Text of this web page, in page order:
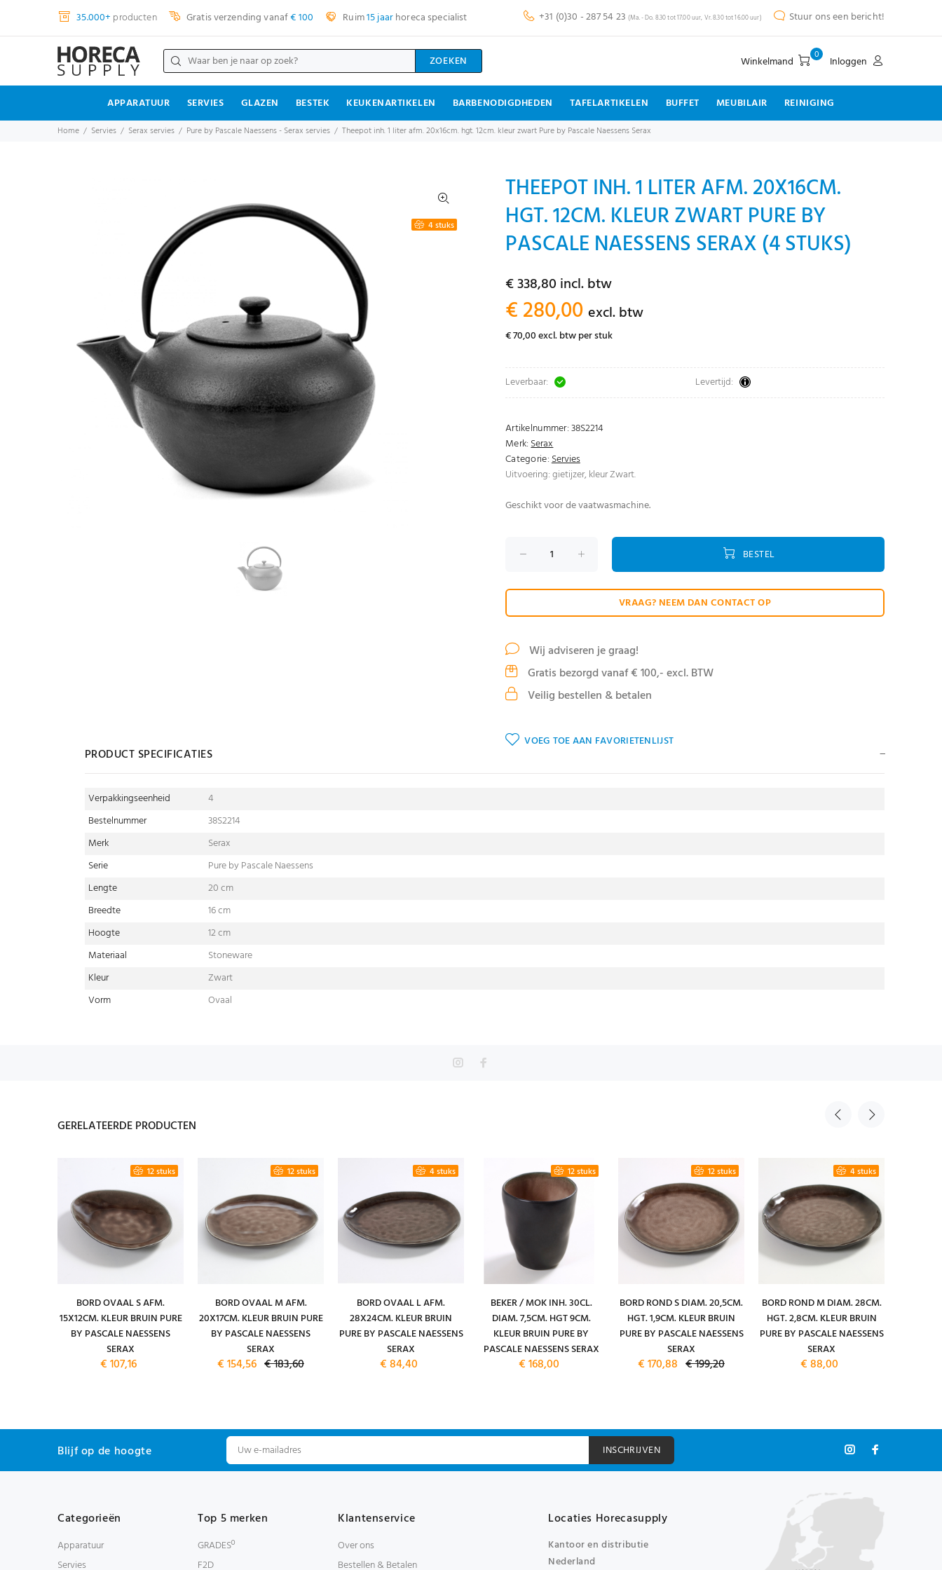
35.000+ producten Gratis verzending vanaf€ 100 Ruim15 jaarhoreca specialist +31 (0)30 - 287 54 23 (Ma. - Do. 8.30 tot 17.00 uur, Vr. 8.30 tot 16.00 uur) Stuur ons een bericht!
ZOEKEN Winkelmand 0 Inloggen
APPARATUUR SERVIES GLAZEN BESTEK KEUKENARTIKELEN BARBENODIGDHEDEN TAFELARTIKELEN BUFFET MEUBILAIR REINIGING
Home Servies Serax servies Pure by Pascale Naessens - Serax servies Theepot inh. 1 liter afm. 20x16cm. hgt. 12cm. kleur zwart Pure by Pascale Naessens Serax
4 stuks
THEEPOT INH. 1 LITER AFM. 20X16CM.
HGT. 12CM. KLEUR ZWART PURE BY
PASCALE NAESSENS SERAX (4 STUKS)
€ 338,80 incl. btw
€ 280,00 excl. btw
€ 70,00 excl. btw per stuk
Leverbaar: Levertijd:
Artikelnummer:38S2214
Merk:Serax
Categorie:Servies
Uitvoering: gietijzer, kleur Zwart.
Geschikt voor de vaatwasmachine.
BESTEL
VRAAG? NEEM DAN CONTACT OP
Wij adviseren je graag!
Gratis bezorgd vanaf € 100,- excl. BTW
Veilig bestellen & betalen
VOEG TOE AAN FAVORIETENLIJST
PRODUCT SPECIFICATIES
Verpakkingseenheid
4
Bestelnummer
38S2214
Merk
Serax
Serie
Pure by Pascale Naessens
Lengte
20 cm
Breedte
16 cm
Hoogte
12 cm
Materiaal
Stoneware
Kleur
Zwart
Vorm
Ovaal
GERELATEERDE PRODUCTEN
12 stuks
BORD OVAAL S AFM.
15X12CM. KLEUR BRUIN PURE
BY PASCALE NAESSENS
SERAX
€ 107,16
12 stuks
BORD OVAAL M AFM.
20X17CM. KLEUR BRUIN PURE
BY PASCALE NAESSENS
SERAX
€ 154,56 € 183,60
4 stuks
BORD OVAAL L AFM.
28X24CM. KLEUR BRUIN
PURE BY PASCALE NAESSENS
SERAX
€ 84,40
12 stuks
BEKER / MOK INH. 30CL.
DIAM. 7,5CM. HGT 9CM.
KLEUR BRUIN PURE BY
PASCALE NAESSENS SERAX
€ 168,00
12 stuks
BORD ROND S DIAM. 20,5CM.
HGT. 1,9CM. KLEUR BRUIN
PURE BY PASCALE NAESSENS
SERAX
€ 170,88 € 199,20
4 stuks
BORD ROND M DIAM. 28CM.
HGT. 2,8CM. KLEUR BRUIN
PURE BY PASCALE NAESSENS
SERAX
€ 88,00
Blijf op de hoogte INSCHRIJVEN
Categorieën
Apparatuur
Servies
Top 5 merken
GRADESº
F2D
Klantenservice
Over ons
Bestellen & Betalen
Locaties Horecasupply
Kantoor en distributie
Nederland